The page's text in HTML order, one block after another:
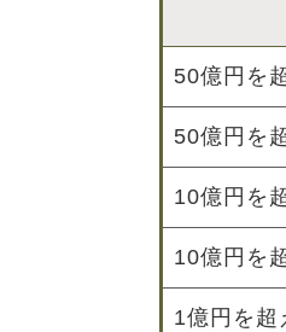
50億円を
50億円を
10億円を
10億円を
1億円を超